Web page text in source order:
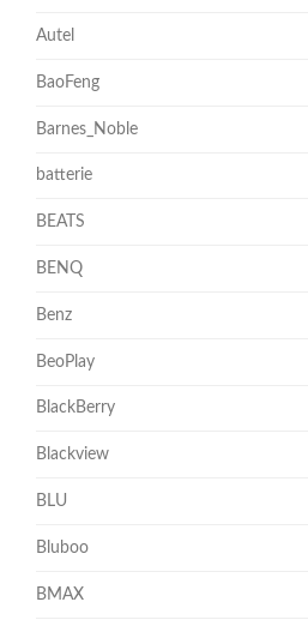
Autel
BaoFeng
Barnes_Noble
batterie
BEATS
BENQ
Benz
BeoPlay
BlackBerry
Blackview
BLU
Bluboo
BMAX